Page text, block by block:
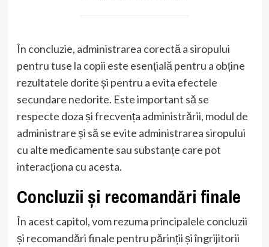
În concluzie, administrarea corectă a siropului
pentru tuse la copii este esențială pentru a obține
rezultatele dorite și pentru a evita efectele
secundare nedorite. Este important să se
respecte doza și frecvența administrării, modul de
administrare și să se evite administrarea siropului
cu alte medicamente sau substanțe care pot
interacționa cu acesta.
Concluzii și recomandări finale
În acest capitol, vom rezuma principalele concluzii
și recomandări finale pentru părinții și îngrijitorii